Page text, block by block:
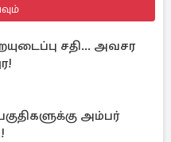
சதி... அவசர
அம்பர்